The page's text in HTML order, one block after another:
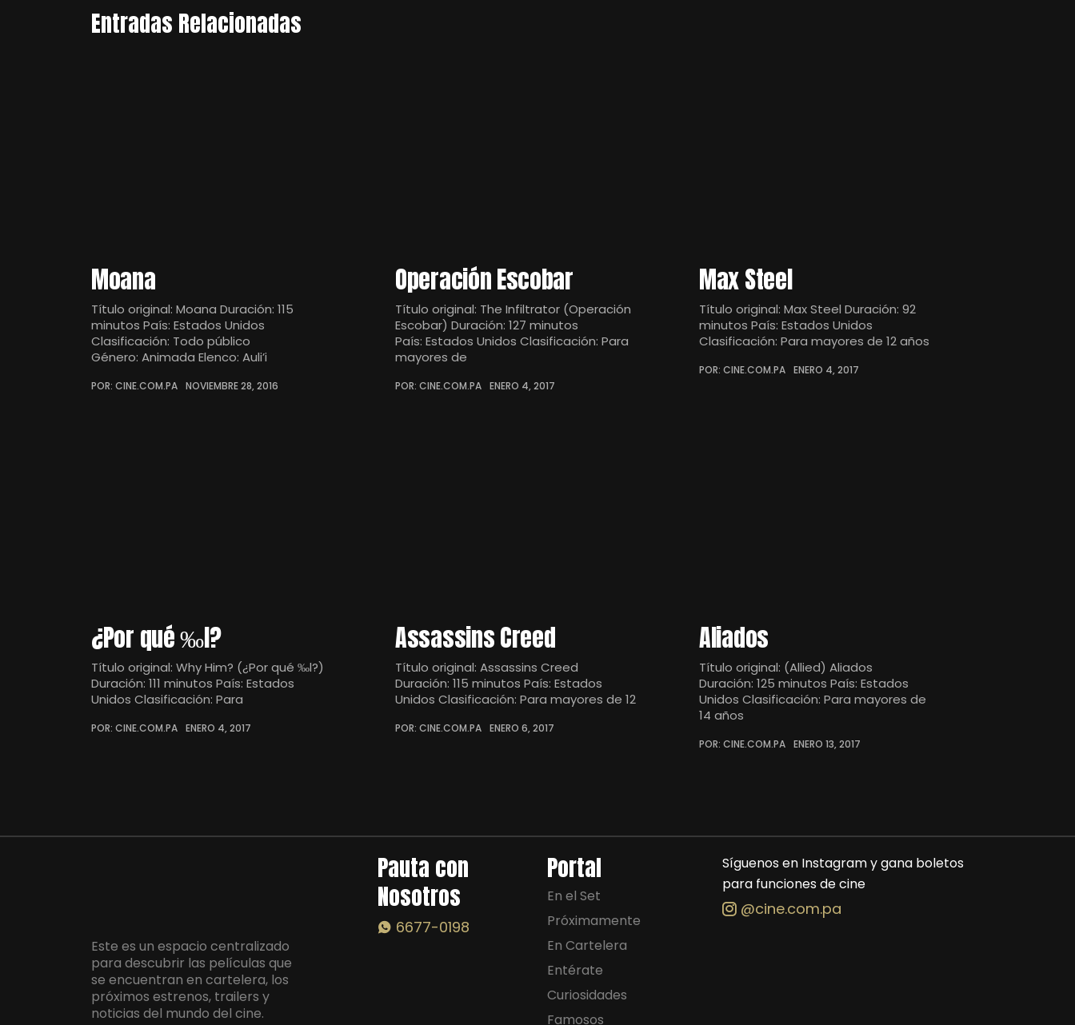
Entradas Relacionadas
Moana
Título original: Moana Duración: 115
minutos País: Estados Unidos
Clasificación: Todo público
Género: Animada Elenco: Auli’i
POR: CINE.COM.PA NOVIEMBRE 28, 2016
Operación Escobar
Título original: The Infiltrator (Operación
Escobar) Duración: 127 minutos
País: Estados Unidos Clasificación: Para
mayores de
POR: CINE.COM.PA ENERO 4, 2017
Max Steel
Título original: Max Steel Duración: 92
minutos País: Estados Unidos
Clasificación: Para mayores de 12 años
POR: CINE.COM.PA ENERO 4, 2017
¿Por qué ‰l?
Título original: Why Him? (¿Por qué ‰l?)
Duración: 111 minutos País: Estados
Unidos Clasificación: Para
POR: CINE.COM.PA ENERO 4, 2017
Assassins Creed
Título original: Assassins Creed
Duración: 115 minutos País: Estados
Unidos Clasificación: Para mayores de 12
POR: CINE.COM.PA ENERO 6, 2017
Aliados
Título original: (Allied) Aliados
Duración: 125 minutos País: Estados
Unidos Clasificación: Para mayores de
14 años
POR: CINE.COM.PA ENERO 13, 2017
Este es un espacio centralizado
para descubrir las películas que
se encuentran en cartelera, los
próximos estrenos, trailers y
noticias del mundo del cine.
Pauta con
Nosotros
6677-0198
Portal
En el Set
Próximamente
En Cartelera
Entérate
Curiosidades
Famosos
Síguenos en Instagram y gana boletos
para funciones de cine
@cine.com.pa